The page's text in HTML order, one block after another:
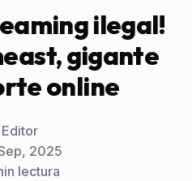
ilegal!
gigante
online
Editor
2025
lectura